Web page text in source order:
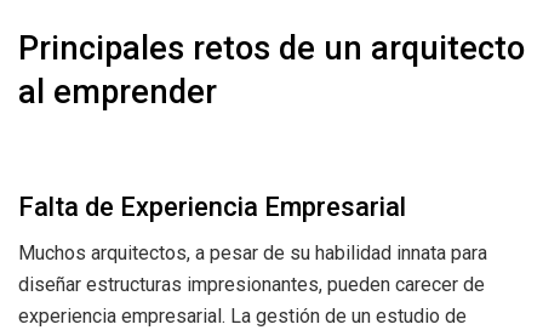
Principales retos de un arquitecto
al emprender
Falta de Experiencia Empresarial
Muchos arquitectos, a pesar de su habilidad innata para
diseñar estructuras impresionantes, pueden carecer de
experiencia empresarial. La gestión de un estudio de